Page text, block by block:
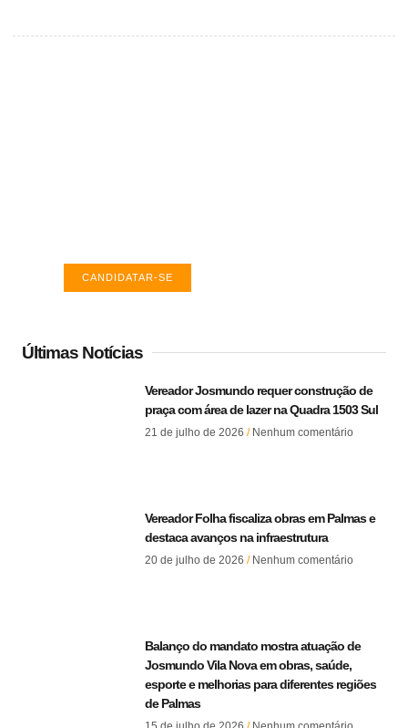
CANDIDATAR-SE
Últimas Notícias
Vereador Josmundo requer construção de
praça com área de lazer na Quadra 1503 Sul
21 de julho de 2026 Nenhum comentário
Vereador Folha fiscaliza obras em Palmas e
destaca avanços na infraestrutura
20 de julho de 2026 Nenhum comentário
Balanço do mandato mostra atuação de
Josmundo Vila Nova em obras, saúde,
esporte e melhorias para diferentes regiões
de Palmas